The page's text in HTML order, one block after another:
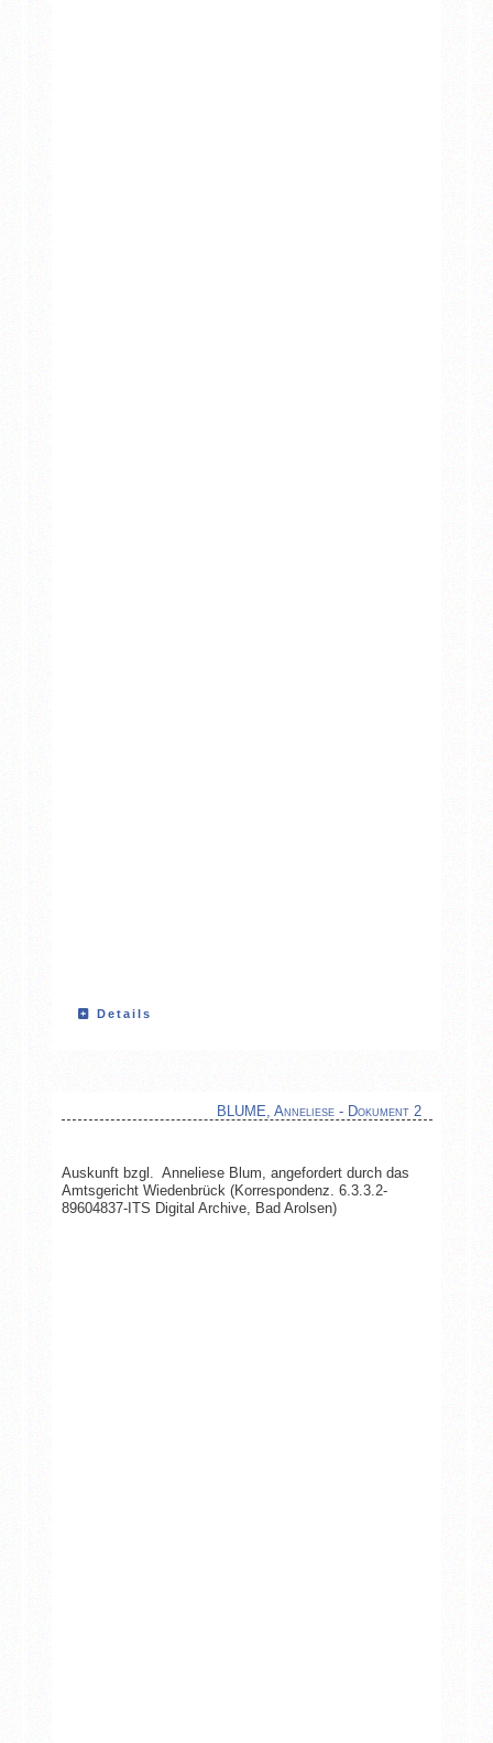
Details
BLUME, Anneliese - Dokument 2
Auskunft bzgl. Anneliese Blum, angefordert durch das
Amtsgericht Wiedenbrück (Korrespondenz. 6.3.3.2-
89604837-ITS Digital Archive, Bad Arolsen)